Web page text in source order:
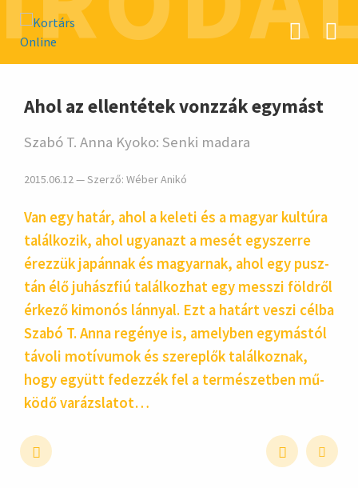
hirdetés
Ahol az ellentétek vonzzák egymást
Szabó T. Anna Kyoko: Senki madara
2015.06.12 — Szerző: Wéber Anikó
Van egy határ, ahol a keleti és a magyar kul­túra
talál­kozik, ahol ugyan­azt a mesét egy­szerre
érezzük japán­nak és ma­gyar­nak, ahol egy pusz­
tán élő juhász­fiú talál­kozhat egy messzi föld­ről
érke­ző kimo­nós lánnyal. Ezt a határt veszi célba
Szabó T. Anna regé­nye is, amely­ben egy­más­tól
távoli motí­vumok és sze­rep­lők talál­koz­nak,
hogy együtt fedez­zék fel a ter­mé­szet­ben mű­
ködő varázs­latot…